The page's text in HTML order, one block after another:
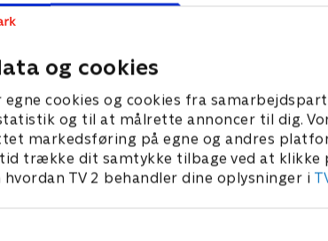
og cookies
egne cookies og cookies fra
og til at målrette annoncer til dig.
markedsføring på egne og andres
trække dit samtykke tilbage ved at klikke
hvordan TV 2 behandler dine oplysninger i
sammen kommer de andre til
1. september 2023 • 11 min